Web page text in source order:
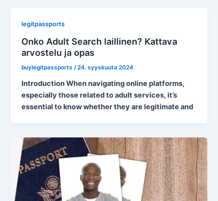
legitpassports
Onko Adult Search laillinen? Kattava
arvostelu ja opas
buylegitpassports/24. syyskuuta 2024
Introduction When navigating online platforms,
especially those related to adult services, it’s
essential to know whether they are legitimate and